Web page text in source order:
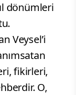
dönümleri
Veysel’i
fikirleri,
O,